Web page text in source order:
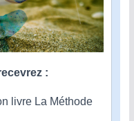
:
livre La Méthode